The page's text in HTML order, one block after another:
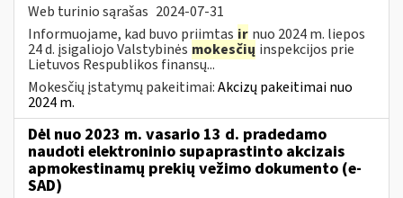
Web turinio sąrašas 2024-07-31
Informuojame, kad buvo priimtas ir nuo 2024 m. liepos
24 d. įsigaliojo Valstybinės mokesčių inspekcijos prie
Lietuvos Respublikos finansų...
Mokesčių įstatymų pakeitimai:Akcizų pakeitimai nuo
2024 m.
Dėl nuo 2023 m. vasario 13 d. pradedamo
naudoti elektroninio supaprastinto akcizais
apmokestinamų prekių vežimo dokumento (e-
SAD)